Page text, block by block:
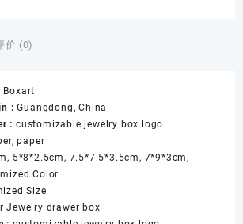
价 (0)
Boxart
:Guangdong, China
: customizable jewelry box logo
paper
5*8*2.5cm, 7.5*7.5*3.5cm, 7*9*3cm,
Color
Size
Jewelry drawer box